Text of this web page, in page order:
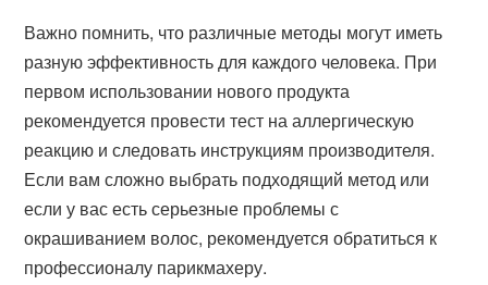
Важно помнить, что различные методы могут иметь
разную эффективность для каждого человека. При
первом использовании нового продукта
рекомендуется провести тест на аллергическую
реакцию и следовать инструкциям производителя.
Если вам сложно выбрать подходящий метод или
если у вас есть серьезные проблемы с
окрашиванием волос, рекомендуется обратиться к
профессионалу парикмахеру.